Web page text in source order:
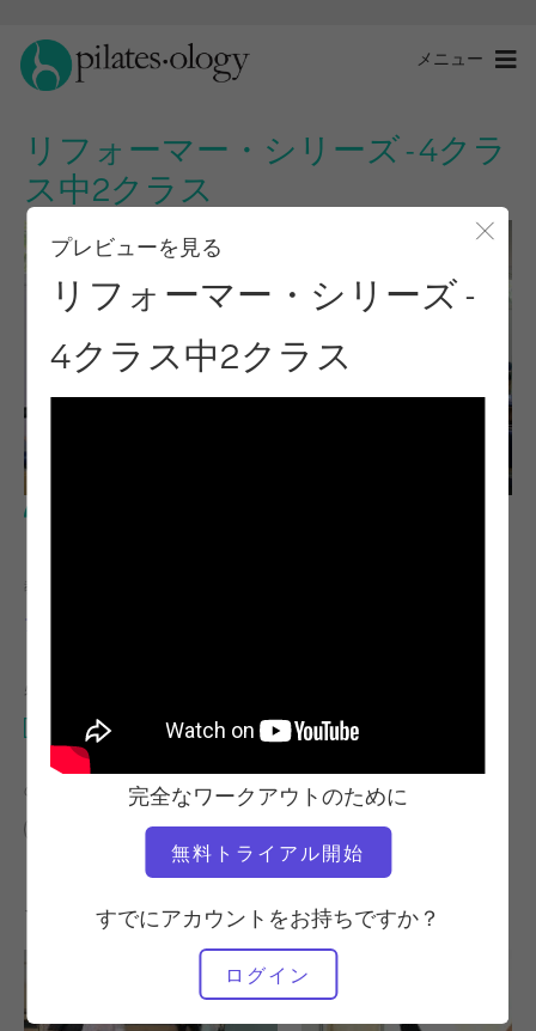
メニュー
リフォーマー・シリーズ - 4クラ
ス中2クラス
プレビューを見る
リフォーマー・シリーズ -
4クラス中2クラス
完全なワークアウトのために
無料トライアル開始
すでにアカウントをお持ちですか？
ログイン
教師
アリサ・ワイアット
必要な機材
リフォーマー
の類似クラスを検索
20～30分 リフォーマー
その他のワークアウト